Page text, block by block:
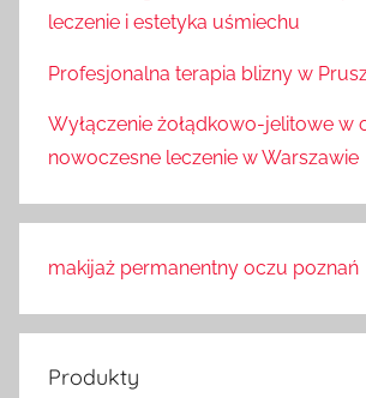
leczenie i estetyka uśmiechu
Profesjonalna terapia blizny w
Wyłączenie żołądkowo-jelitowe w
nowoczesne leczenie w Warszawie
makijaż permanentny oczu poznań
Produkty